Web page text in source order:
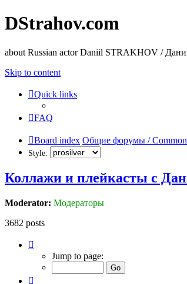
DStrahov.com
about Russian actor Daniil STRAKHOV /
Skip to content
Quick links
FAQ
Board index Общие форумы /
Style:
Коллажи и плейкасты с
Moderator: Модераторы
3682 posts
244
Jump to page: